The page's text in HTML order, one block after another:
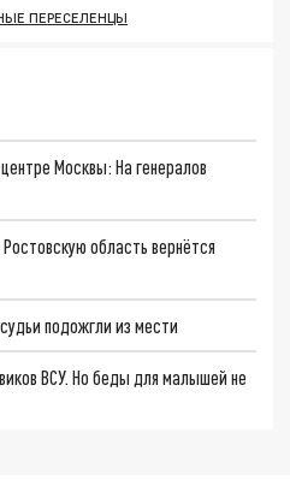
ПЕРЕСЕЛЕНЦЫ
Москвы: На генералов
область вернётся
подожгли из мести
ВСУ. Но беды для малышей не